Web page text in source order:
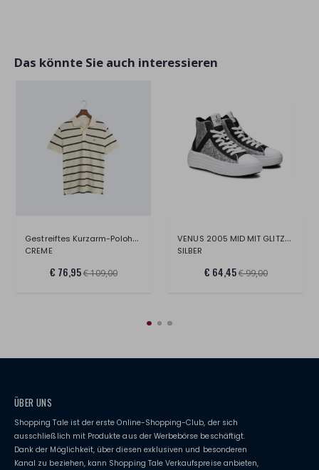
Das könnte Sie auch interessieren
Gestreiftes Kurzarm-Polohemd
CREME
€ 76,95€ 109,00
VENUS 2005 MID MIT GLITZER/LEDER.
SILBER
€ 64,45€ 99,00
ÜBER UNS
Shopping Tale ist der erste Online-Shopping-Club, der sich
ausschließlich mit Produkte aus der Werbebörse beschäftigt.
Dank der Möglichkeit, über diesen exklusiven und besonderen
Kanal zu beziehen, kann Shopping Tale Verkaufspreise anbieten,